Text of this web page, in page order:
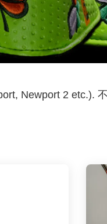
Newport 2 etc.).